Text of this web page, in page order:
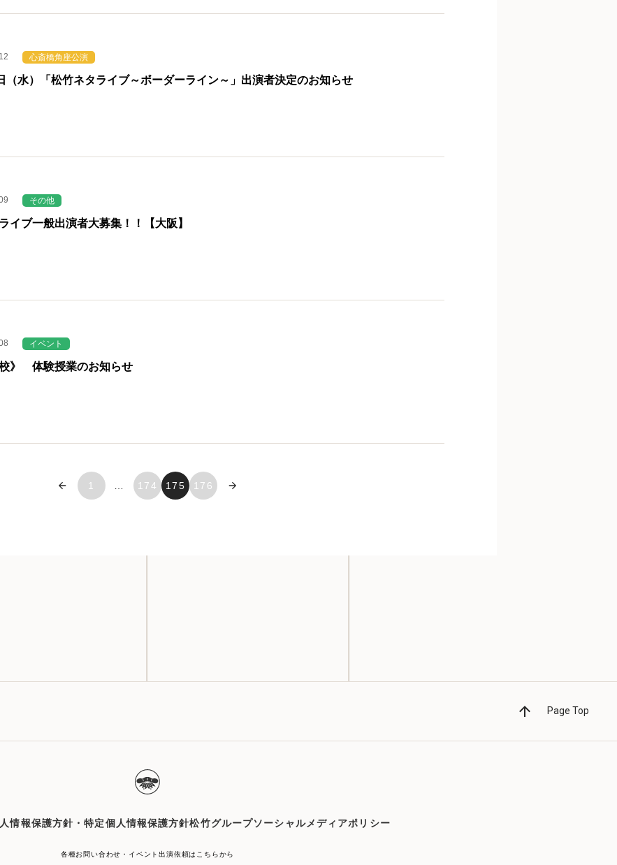
心斎橋角座公演
（水）「松竹ネタライブ～ボーダーライン～」出演者決定のお知らせ
その他
イブ一般出演者大募集！！【大阪】
イベント
校》 体験授業のお知らせ
« 前へ 1 174 175 176 次へ »
Page Top
情報保護方針・特定個人情報保護方針松竹グループソーシャルメディアポリシー
各種お問い合わせ・イベント出演依頼はこちらから